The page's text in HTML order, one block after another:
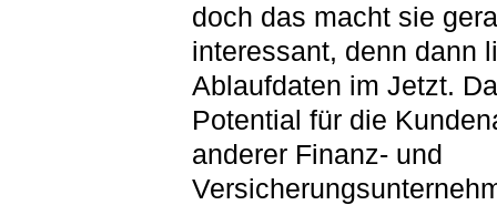
doch das macht sie
interessant, denn dann
Ablaufdaten im Jetzt.
Potential für die
anderer Finanz- und